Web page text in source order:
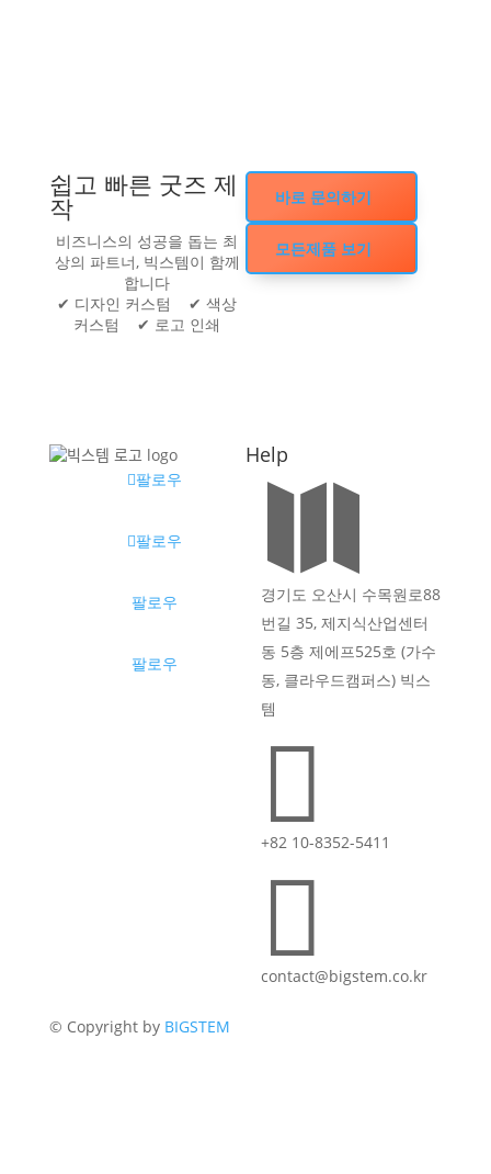
쉽고 빠른 굿즈 제
작
비즈니스의 성공을 돕는 최
상의 파트너, 빅스템이 함께
합니다
✔ 디자인 커스텀 ✔ 색상
커스텀 ✔ 로고 인쇄
바로 문의하기
모든제품 보기
팔로우
팔로우
팔로우
팔로우
Help

경기도 오산시 수목원로88
번길 35, 제지식산업센터
동 5층 제에프525호 (가수
동, 클라우드캠퍼스) 빅스
템

+82 10-8352-5411

contact@bigstem.co.kr
© Copyright by BIGSTEM